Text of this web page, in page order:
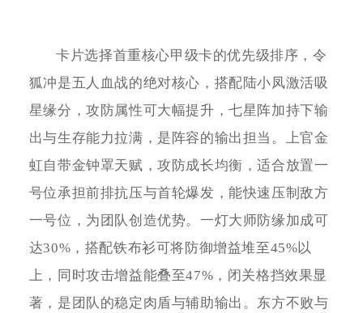
卡片选择首重核心甲级卡的优先级排序，令
狐冲是五人血战的绝对核心，搭配陆小凤激活吸
星缘分，攻防属性可大幅提升，七星阵加持下输
出与生存能力拉满，是阵容的输出担当。上官金
虹自带金钟罩天赋，攻防成长均衡，适合放置一
号位承担前排抗压与首轮爆发，能快速压制敌方
一号位，为团队创造优势。一灯大师防缘加成可
达30%，搭配铁布衫可将防御增益堆至45%以
上，同时攻击增益能叠至47%，闭关格挡效果显
著，是团队的稳定肉盾与辅助输出。东方不败与